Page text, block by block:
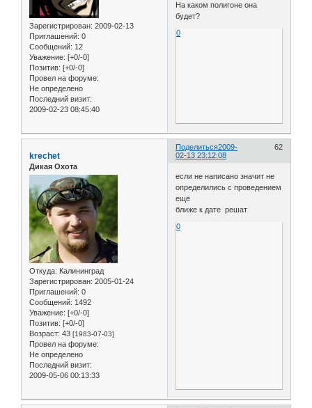
Зарегистрирован: 2009-02-13
Приглашений: 0
Сообщений: 12
Уважение: [+0/-0]
Позитив: [+0/-0]
Провел на форуме:
Не определено
Последний визит:
2009-02-23 08:45:40
На каком полигоне она
будет?
0
Поделиться 62
2009-
02-13 23:12:08
krechet
Дикая Охота
Откуда: Калининград
Зарегистрирован: 2005-01-24
Приглашений: 0
Сообщений: 1492
Уважение: [+0/-0]
Позитив: [+0/-0]
Возраст: 43 [1983-07-03]
Провел на форуме:
Не определено
Последний визит:
2009-05-06 00:13:33
если не написано значит не
определились с проведением
ещё
ближе к дате решат
0